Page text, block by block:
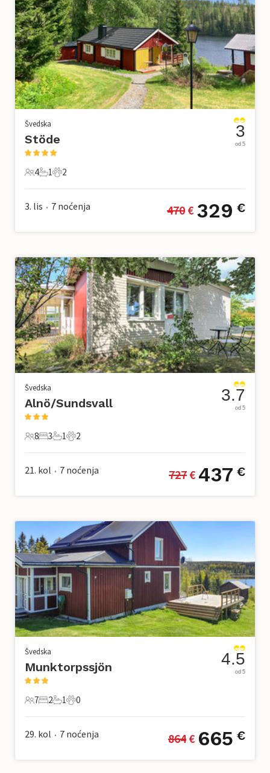
Švedska
Stöde
4 Gosti
4
1 Kupaonica
1
2 Kućni ljubimac
2
3
od 5
3. lis • 7 noćenja 470 € 329 €
Švedska
Alnö/Sundsvall
8 Gosti
8
3 Spavaće sobe
3
1 Kupaonica
1
2 Kućni ljubimac
2
3.7
od 5
21. kol • 7 noćenja 727 € 437 €
Švedska
Munktorpssjön
7 Gosti
7
2 Spavaće sobe
2
1 Kupaonica
1
0 Kućni ljubimac
0
4.5
od 5
29. kol • 7 noćenja 864 € 665 €